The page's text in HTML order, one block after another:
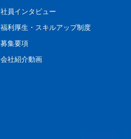
社員インタビュー
福利厚生・スキルアップ制度
募集要項
会社紹介動画